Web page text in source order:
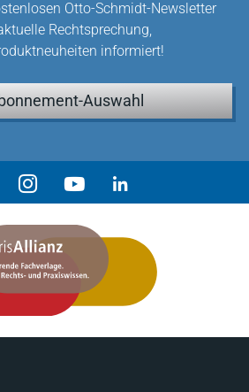
Otto-Schmidt-Newsletter
Rechtsprechung,
informiert!
Auswahl